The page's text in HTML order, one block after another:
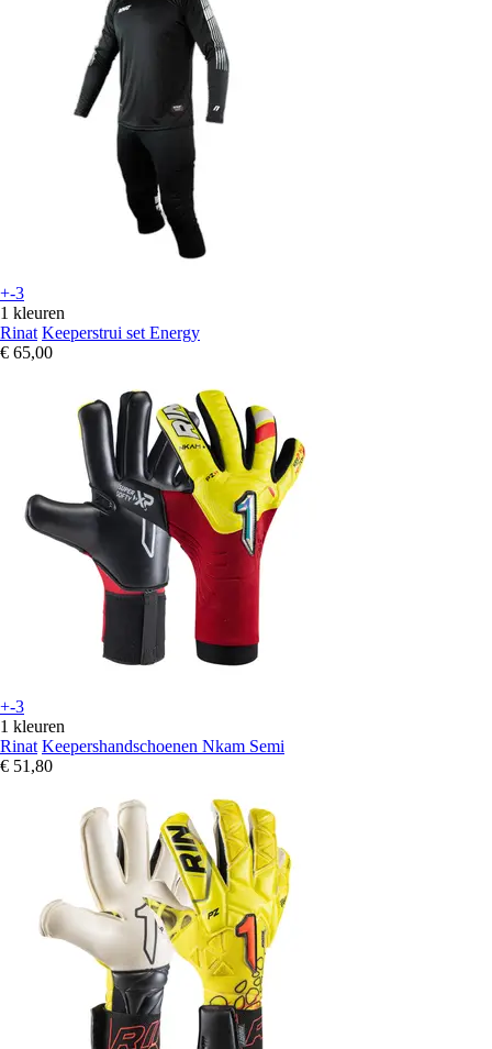
+-3
1 kleuren
Rinat Keeperstrui set Energy
€ 65,00
+-3
1 kleuren
Rinat Keepershandschoenen Nkam Semi
€ 51,80